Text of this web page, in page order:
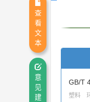
GB/T
塑料
查
看
文
本
意
见
建